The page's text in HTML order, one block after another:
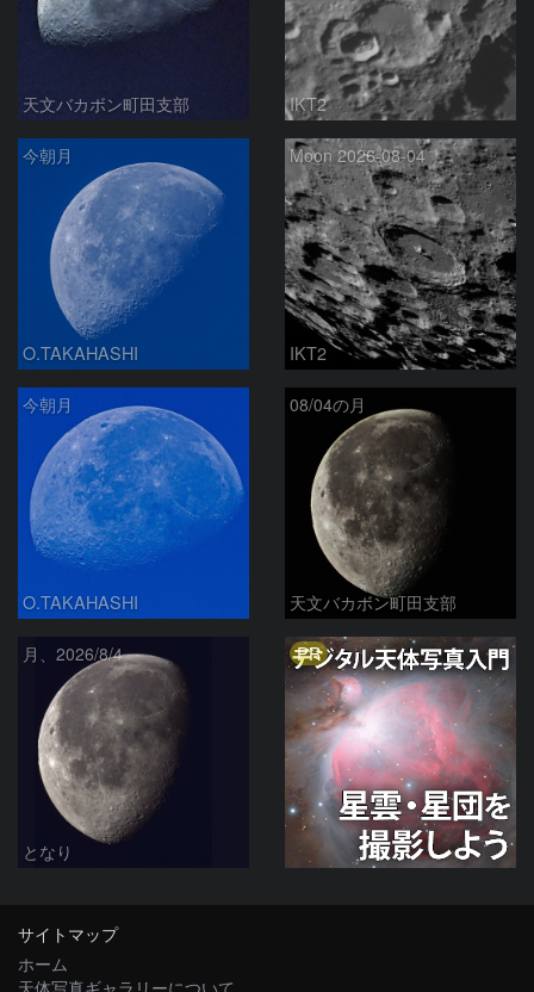
天文バカボン町田支部 IKT2
今朝月
O.TAKAHASHI
Moon 2026-08-04
IKT2
今朝月
O.TAKAHASHI
08/04の月
天文バカボン町田支部
月、2026/8/4
となり
PR
サイトマップ
ホーム
天体写真ギャラリーについて